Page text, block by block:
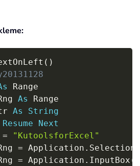
( )
As
As
String
Resume
Next
=
"KutoolsforExcel"
= Application .
= Application . InputBox (